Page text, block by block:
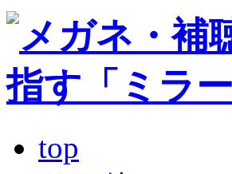
top